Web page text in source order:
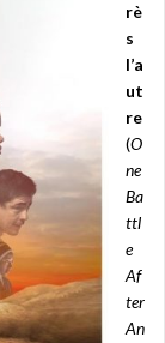
rè
s
l’a
ut
re
(O
ne
Ba
ttl
e
Af
ter
An